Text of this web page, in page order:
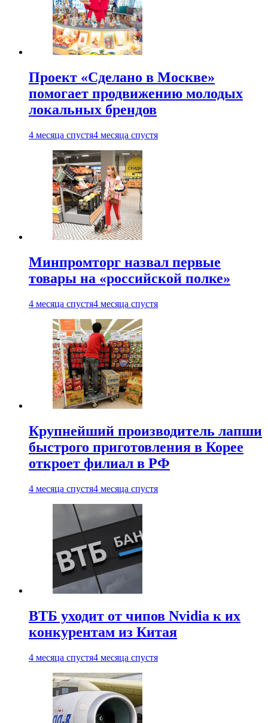
Проект «Сделано в Москве»
помогает продвижению молодых
локальных брендов
4 месяца спустя4 месяца спустя
Минпромторг назвал первые
товары на «российской полке»
4 месяца спустя4 месяца спустя
Крупнейший производитель лапши
быстрого приготовления в Корее
откроет филиал в РФ
4 месяца спустя4 месяца спустя
ВТБ уходит от чипов Nvidia к их
конкурентам из Китая
4 месяца спустя4 месяца спустя